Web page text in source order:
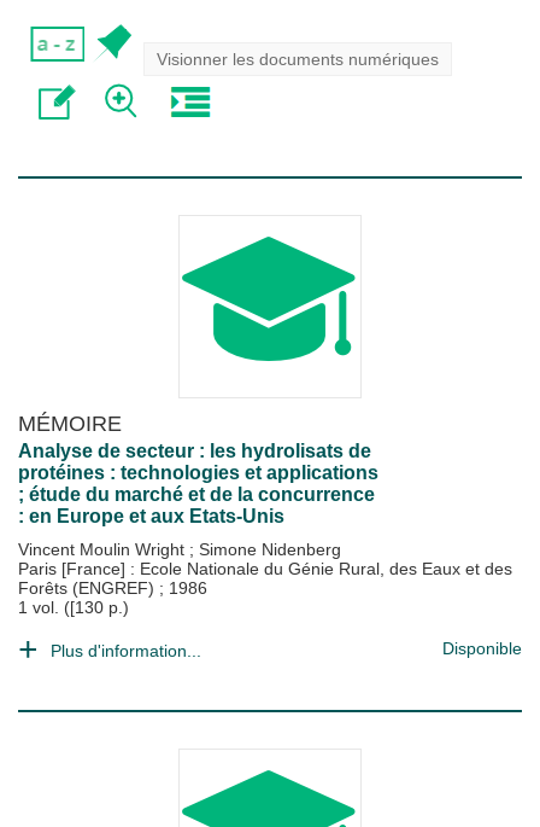
Visionner les documents numériques
MÉMOIRE
Analyse de secteur : les hydrolisats de
protéines : technologies et applications
; étude du marché et de la concurrence
: en Europe et aux Etats-Unis
Vincent Moulin Wright ; Simone Nidenberg
Paris [France] : Ecole Nationale du Génie Rural, des Eaux et des
Forêts (ENGREF) ; 1986
1 vol. ([130 p.)
Plus d'information... Disponible